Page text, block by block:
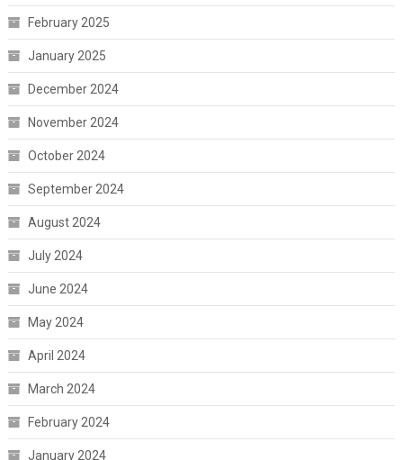
February 2025
January 2025
December 2024
November 2024
October 2024
September 2024
August 2024
July 2024
June 2024
May 2024
April 2024
March 2024
February 2024
January 2024